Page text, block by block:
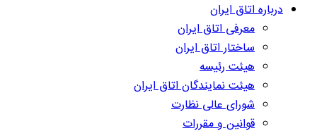
درباره اتاق ایران
معرفی اتاق ایران
ساختار اتاق ایران
هیئت رئیسه
هیئت نمایندگان اتاق ایران
شورای عالی نظارت
قوانین و مقررات